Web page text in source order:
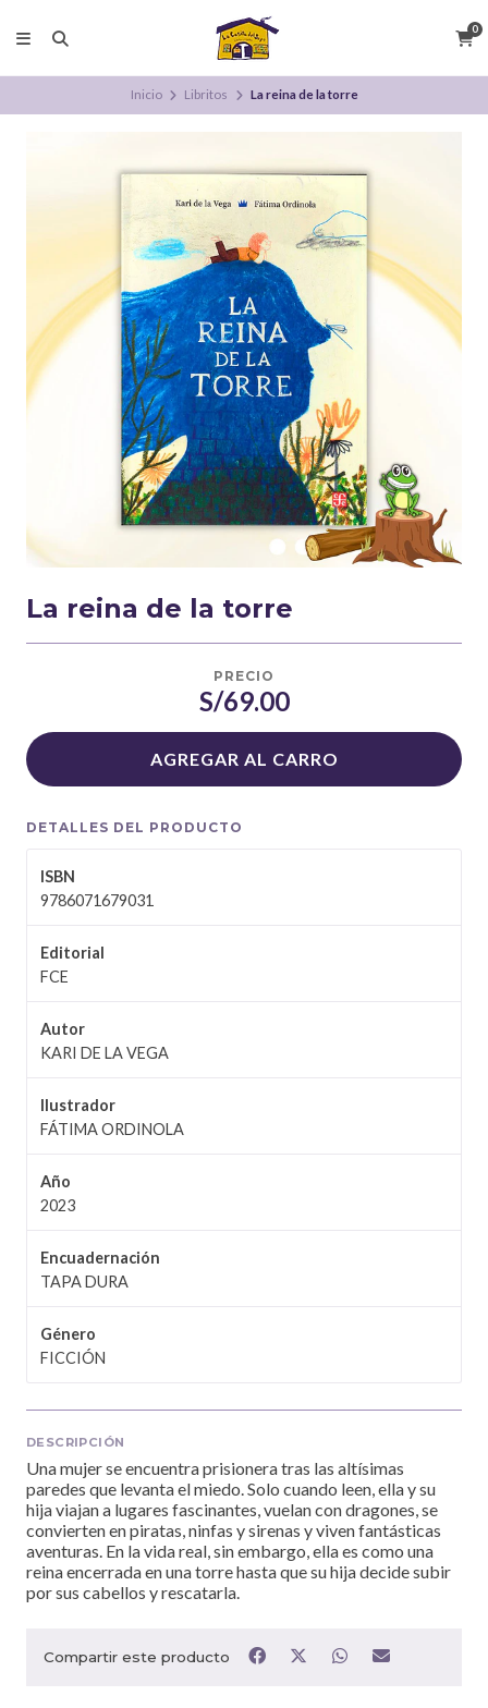
0
Inicio Libritos La reina de la torre
La reina de la torre
PRECIO
S/69.00
AGREGAR AL CARRO
DETALLES DEL PRODUCTO
ISBN
9786071679031
Editorial
FCE
Autor
KARI DE LA VEGA
Ilustrador
FÁTIMA ORDINOLA
Año
2023
Encuadernación
TAPA DURA
Género
FICCIÓN
DESCRIPCIÓN
Una mujer se encuentra prisionera tras las altísimas
paredes que levanta el miedo. Solo cuando leen, ella y su
hija viajan a lugares fascinantes, vuelan con dragones, se
convierten en piratas, ninfas y sirenas y viven fantásticas
aventuras. En la vida real, sin embargo, ella es como una
reina encerrada en una torre hasta que su hija decide subir
por sus cabellos y rescatarla.
Compartir este producto